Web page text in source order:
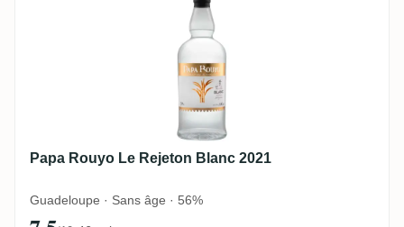
Papa Rouyo Le Rejeton Blanc 2021
Guadeloupe · Sans âge · 56%